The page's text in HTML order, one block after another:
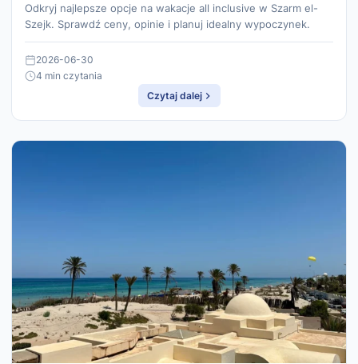
Odkryj najlepsze opcje na wakacje all inclusive w Szarm el-
Szejk. Sprawdź ceny, opinie i planuj idealny wypoczynek.
2026-06-30
4 min czytania
Czytaj dalej